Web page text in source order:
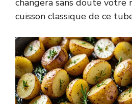
cuisson classique de ce